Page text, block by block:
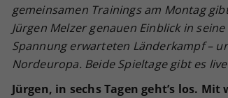
gemeinsamen Trainings am Montag
Jürgen Melzer genauen Einblick in
Spannung erwarteten Länderkampf –
Nordeuropa. Beide Spieltage gibt es live
Jürgen, in sechs Tagen geht’s los.